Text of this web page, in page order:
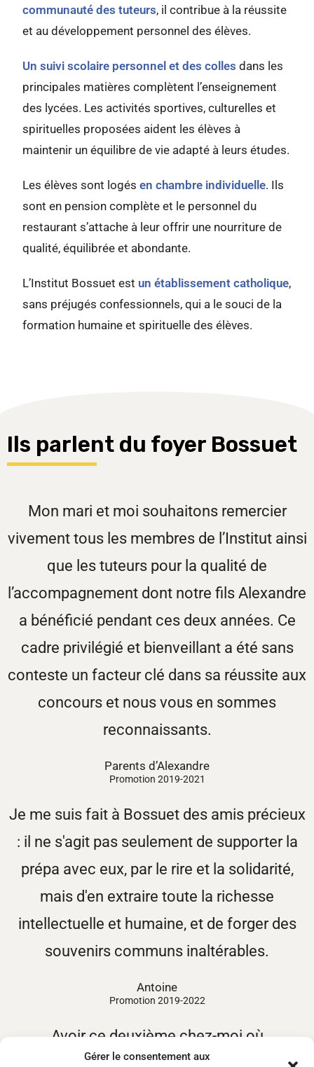
Gérer le consentement aux
communauté des tuteurs, il contribue à la réussite
et au développement personnel des élèves.
Un suivi scolaire personnel et des colles dans les
principales matières complètent l’enseignement
des lycées. Les activités sportives, culturelles et
spirituelles proposées aident les élèves à
maintenir un équilibre de vie adapté à leurs études.
Les élèves sont logésen chambre individuelle. Ils
sont en pension complète et le personnel du
restaurant s’attache à leur offrir une nourriture de
qualité, équilibrée et abondante.
L’Institut Bossuet est un établissement catholique,
sans préjugés confessionnels, qui a le souci de la
formation humaine et spirituelle des élèves.
Ils parlent du foyer Bossuet
Mon mari et moi souhaitons remercier
vivement tous les membres de l’Institut ainsi
que les tuteurs pour la qualité de
l’accompagnement dont notre fils Alexandre
a bénéficié pendant ces deux années. Ce
cadre privilégié et bienveillant a été sans
conteste un facteur clé dans sa réussite aux
concours et nous vous en sommes
reconnaissants.
Parents d’Alexandre
Promotion 2019-2021
Je me suis fait à Bossuet des amis précieux
: il ne s'agit pas seulement de supporter la
prépa avec eux, par le rire et la solidarité,
mais d'en extraire toute la richesse
intellectuelle et humaine, et de forger des
souvenirs communs inaltérables.
Antoine
Promotion 2019-2022
Avoir ce deuxième chez-moi où
m'attendaient, certes mon travail, mais aussi